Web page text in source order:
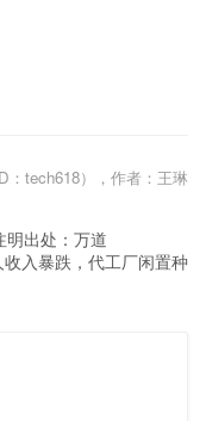
：tech618），作者：王琳
出处： 万道
入暴跌，代工厂闲置种